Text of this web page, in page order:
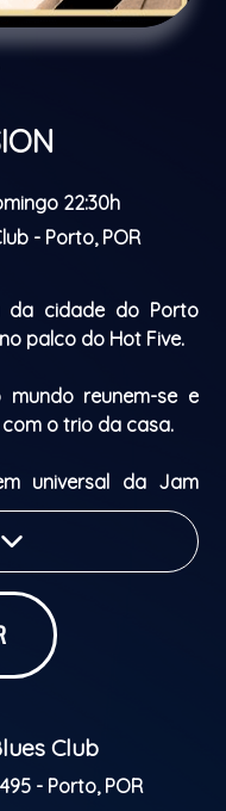
22:30h
- Porto, POR
da cidade do Porto
palco do Hot Five.
reunem-se e
o trio da casa.
universal da Jam
takes place every
get together and
house trio.
Club
- Porto, POR